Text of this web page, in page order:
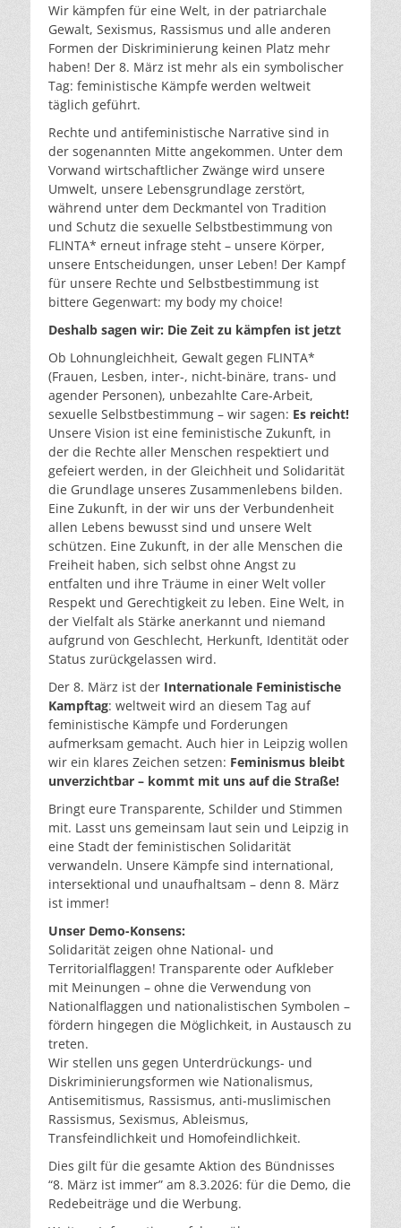
Wir kämpfen für eine Welt, in der patriarchale
Gewalt, Sexismus, Rassismus und alle anderen
Formen der Diskriminierung keinen Platz mehr
haben! Der 8. März ist mehr als ein symbolischer
Tag: feministische Kämpfe werden weltweit
täglich geführt.
Rechte und antifeministische Narrative sind in
der sogenannten Mitte angekommen. Unter dem
Vorwand wirtschaftlicher Zwänge wird unsere
Umwelt, unsere Lebensgrundlage zerstört,
während unter dem Deckmantel von Tradition
und Schutz die sexuelle Selbstbestimmung von
FLINTA* erneut infrage steht – unsere Körper,
unsere Entscheidungen, unser Leben! Der Kampf
für unsere Rechte und Selbstbestimmung ist
bittere Gegenwart: my body my choice!
Deshalb sagen wir: Die Zeit zu kämpfen ist jetzt
Ob Lohnungleichheit, Gewalt gegen FLINTA*
(Frauen, Lesben, inter-, nicht-binäre, trans- und
agender Personen), unbezahlte Care-Arbeit,
sexuelle Selbstbestimmung – wir sagen: Es reicht!
Unsere Vision ist eine feministische Zukunft, in
der die Rechte aller Menschen respektiert und
gefeiert werden, in der Gleichheit und Solidarität
die Grundlage unseres Zusammenlebens bilden.
Eine Zukunft, in der wir uns der Verbundenheit
allen Lebens bewusst sind und unsere Welt
schützen. Eine Zukunft, in der alle Menschen die
Freiheit haben, sich selbst ohne Angst zu
entfalten und ihre Träume in einer Welt voller
Respekt und Gerechtigkeit zu leben. Eine Welt, in
der Vielfalt als Stärke anerkannt und niemand
aufgrund von Geschlecht, Herkunft, Identität oder
Status zurückgelassen wird.
Der 8. März ist der Internationale Feministische
Kampftag: weltweit wird an diesem Tag auf
feministische Kämpfe und Forderungen
aufmerksam gemacht. Auch hier in Leipzig wollen
wir ein klares Zeichen setzen: Feminismus bleibt
unverzichtbar – kommt mit uns auf die Straße!
Bringt eure Transparente, Schilder und Stimmen
mit. Lasst uns gemeinsam laut sein und Leipzig in
eine Stadt der feministischen Solidarität
verwandeln. Unsere Kämpfe sind international,
intersektional und unaufhaltsam – denn 8. März
ist immer!
Unser Demo-Konsens:
Solidarität zeigen ohne National- und
Territorialflaggen! Transparente oder Aufkleber
mit Meinungen – ohne die Verwendung von
Nationalflaggen und nationalistischen Symbolen –
fördern hingegen die Möglichkeit, in Austausch zu
treten.
Wir stellen uns gegen Unterdrückungs- und
Diskriminierungsformen wie Nationalismus,
Antisemitismus, Rassismus, anti-muslimischen
Rassismus, Sexismus, Ableismus,
Transfeindlichkeit und Homofeindlichkeit.
Dies gilt für die gesamte Aktion des Bündnisses
“8. März ist immer” am 8.3.2026: für die Demo, die
Redebeiträge und die Werbung.